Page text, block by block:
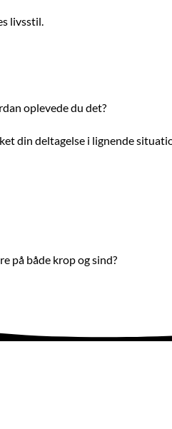
livsstil.
oplevede du det?
din deltagelse i lignende
på både krop og sind?